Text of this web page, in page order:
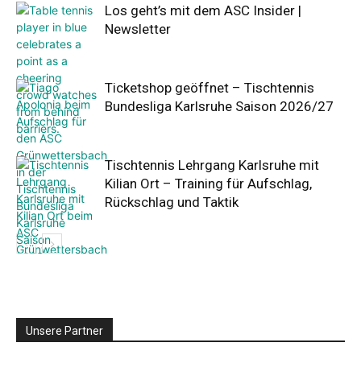
Los geht’s mit dem ASC Insider |
Newsletter
Ticketshop geöffnet – Tischtennis
Bundesliga Karlsruhe Saison 2026/27
Tischtennis Lehrgang Karlsruhe mit
Kilian Ort – Training für Aufschlag,
Rückschlag und Taktik
Unsere Partner